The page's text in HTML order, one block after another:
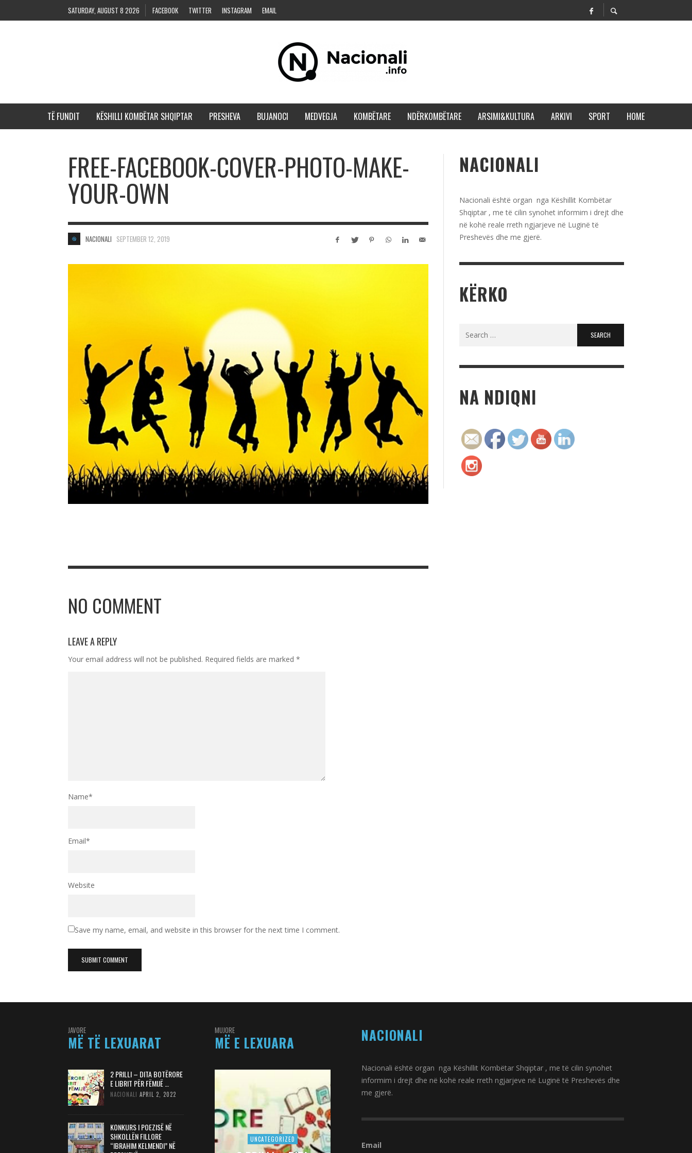
SATURDAY, AUGUST 8 2026 FACEBOOK TWITTER INSTAGRAM EMAIL
TË FUNDIT KËSHILLI KOMBËTAR SHQIPTAR PRESHEVA BUJANOCI MEDVEGJA KOMBËTARE NDËRKOMBËTARE ARSIMI&KULTURA ARKIVI SPORT HOME
FREE-FACEBOOK-COVER-PHOTO-MAKE-
YOUR-OWN
NACIONALI SEPTEMBER 12, 2019
NO COMMENT
LEAVE A REPLY
Your email address will not be published. Required fields are marked *
Name*
Email*
Website
Save my name, email, and website in this browser for the next time I comment.
NACIONALI
Nacionali është organ nga Këshillit Kombëtar
Shqiptar , me të cilin synohet informim i drejt dhe
në kohë reale rreth ngjarjeve në Luginë të
Preshevës dhe me gjerë.
KËRKO
NA NDIQNI
JAVORE
MË TË LEXUARAT
2 PRILLI – DITA BOTËRORE
E LIBRIT PËR FËMIJË …
NACIONALI APRIL 2, 2022
KONKURS I POEZISË NË
SHKOLLËN FILLORE
“IBRAHIM KELMENDI” NË
MUJORE
MË E LEXUARA
UNCATEGORIZED
NACIONALI
Nacionali është organ nga Këshillit Kombëtar Shqiptar , me të cilin synohet
informim i drejt dhe në kohë reale rreth ngjarjeve në Luginë të Preshevës dhe
me gjerë.
Email